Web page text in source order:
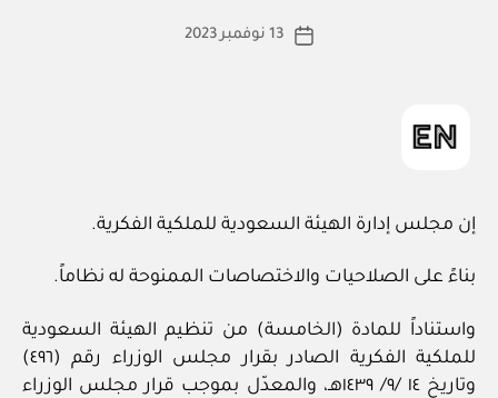
كاتب
ة
تاريخ
13 نوفمبر 2023
إن مجلس إدارة الهيئة السعودية للملكية الفكرية.
بناءً على الصلاحيات والاختصاصات الممنوحة له نظاماً.
واستناداً للمادة (الخامسة) من تنظيم الهيئة السعودية
للملكية الفكرية الصادر بقرار مجلس الوزراء رقم (٤٩٦)
وتاريخ ١٤ /٩/ ١٤٣٩هـ، والمعدّل بموجب قرار مجلس الوزراء